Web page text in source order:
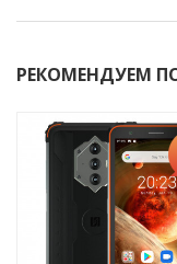
РЕКОМЕНДУЕМ